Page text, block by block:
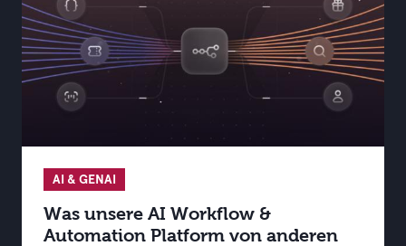
AI & GENAI
Was unsere AI Workflow &
Automation Platform von anderen